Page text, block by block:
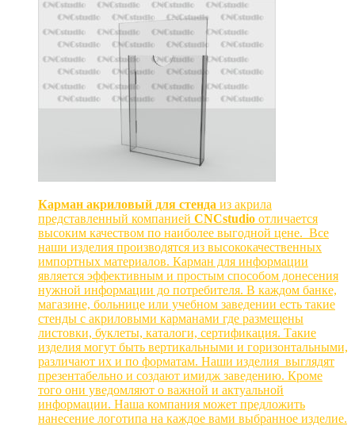
Карман акриловый для стенда из акрила
представленный компанией CNCstudio отличается
высоким качеством по наиболее выгодной цене. Все
наши изделия производятся из высококачественных
импортных материалов. Карман для информации
является эффективным и простым способом донесения
нужной информации до потребителя. В каждом банке,
магазине, больнице или учебном заведении есть такие
стенды с акриловыми карманами где размещены
листовки, буклеты, каталоги, сертификация. Такие
изделия могут быть вертикальными и горизонтальными,
различают их и по форматам. Наши изделия выглядят
презентабельно и создают имидж заведению. Кроме
того они уведомляют о важной и актуальной
информации. Наша компания может предложить
нанесение логотипа на каждое вами выбранное изделие.